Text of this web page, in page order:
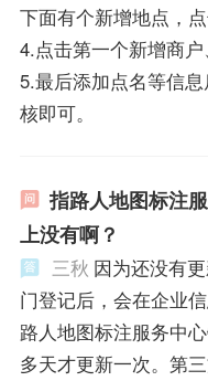
下面有个新增地点，点
4.点击第一个新增商户
5.最后添加点名等信
核即可。
指路人地图标注
上没有啊？
三秋 因为还没有
门登记后，会在企业
路人地图标注服务中
多天才更新一次。第